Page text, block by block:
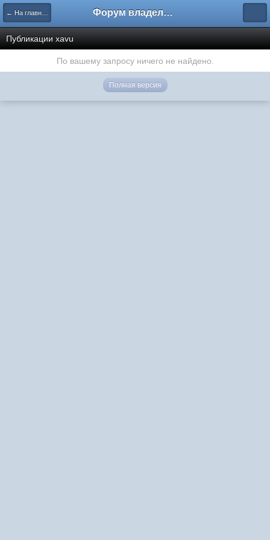
← На главную Форум владельцев интернет-магазинов
Публикации xavu
По вашему запросу ничего не найдено.
Полная версия